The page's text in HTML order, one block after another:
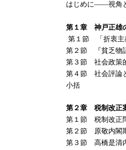
はじめに――視角
第１章 神戸正雄
第１節 「折衷主
第２節 『貧乏物
第３節 社会政策
第４節 社会評論
小括
第２章 税制改正
第１節 税制改正
第２節 原敬内閣
第３節 高橋是清